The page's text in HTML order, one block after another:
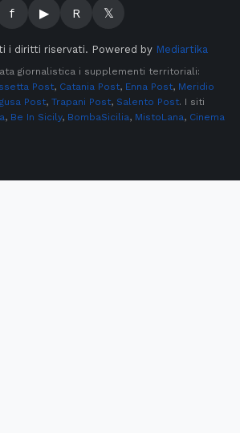
f ▶ R 𝕏
i diritti riservati. Powered by Mediartika
giornalistica i supplementi territoriali:
Post, Catania Post, Enna Post, Meridio
Post, Trapani Post, Salento Post. I siti
, Be In Sicily, BombaSicilia, MistoLana, Cinema